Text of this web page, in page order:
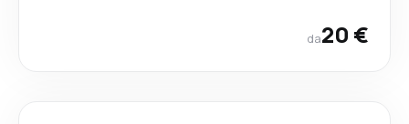
da20 €